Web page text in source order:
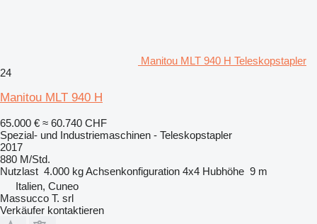
Manitou MLT 940 H Teleskopstapler
24
Manitou MLT 940 H
65.000 € ≈ 60.740 CHF
Spezial- und Industriemaschinen - Teleskopstapler
2017
880 M/Std.
Nutzlast 4.000 kgAchsenkonfiguration 4x4 Hubhöhe 9 m
Italien, Cuneo
Massucco T. srl
Verkäufer kontaktieren